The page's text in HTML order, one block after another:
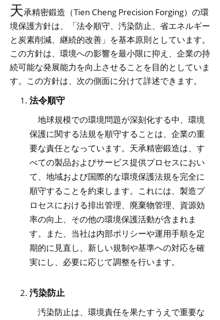
天承精密鍛造（Tien Cheng Precision Forging）の環
境保護方針は、「法令順守、汚染防止、省エネルギー
と炭素削減、継続的改善」を基本原則としています。
この方針は、環境への影響を最小限に抑え、企業の持
続可能な発展能力を向上させることを目的としていま
す。この方針は、次の側面に分けて詳述できます。
法令順守
地球規模での環境問題が深刻化する中、環境
保護に関する法規を順守することは、企業の重
要な責任となっています。天承精密鍛造は、す
べての製品およびサービス提供プロセスにおい
て、地域および国際的な環境保護法規を完全に
順守することを約束します。これには、製造プ
ロセスにおける排出管理、廃棄物管理、資源効
率の向上、その他の環境保護活動が含まれま
す。また、当社は内部ポリシーや運用手順を定
期的に見直し、新しい規制や基準への対応を確
実にし、必要に応じて調整を行います。
汚染防止
汚染防止は、環境責任を果たすうえで重要な